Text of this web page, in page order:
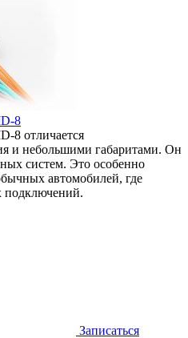
8
8 отличается
и небольшими габаритами. Он
систем. Это особенно
автомобилей, где
подключений.
Записаться